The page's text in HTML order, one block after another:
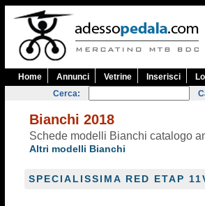
Home Annunci Vetrine Inserisci
Cerca:
Bianchi 2018
Schede modelli Bianchi catalogo
Altri modelli Bianchi
SPECIALISSIMA RED ETAP